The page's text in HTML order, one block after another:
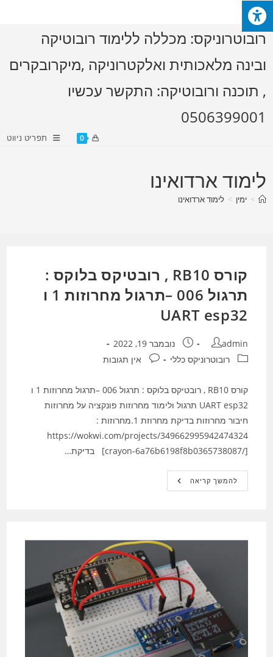
Skip
to
content
רובוטרוניקס: מכללה ללימוד רובוטיקה
ובינה מלאכותית ואלקטרוניקה ,מיקרובקרים
, תוכנה ורובוטיקה: התקשר עכשיו
0506399001
0 תפריט ניווט
לימוד ארדואינו
> ימין > לימוד ארדואינו
קורס RB10 , רובטיקס בלוקס :
תרגול 006 –תרגול מחרוזות 1 ו
UART esp32
מחבר:
admin פורסם:נובמבר 19, 2022
קטגוריה:רובוטרוניקס כללי תגובות:אין תגובות
קורס RB10 , רובטיקס בלוקס : תרגול 006 –תרגול מחרוזות 1 ו
UART esp32 תרגול ולימוד מחרוזות פונקציה על מחרוזות
חיבור מחרוזות בדיקת מחרוזת 1.מחרוזות :
https://wokwi.com/projects/349662995942474324
[crayon-6a76b6198f8b0365738087/] בדיקת…
להמשך קריאהקורס
RB10
006
תרגול
מחרוזות
1
ו
UART
Esp32